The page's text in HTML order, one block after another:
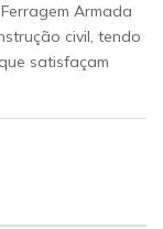
Armada
civil, tendo
satisfaçam